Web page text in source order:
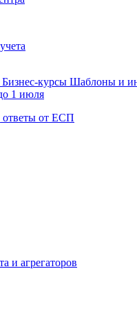
Бизнес-курсы Шаблоны и
1 июля
ответы от ЕСП
и агрегаторов